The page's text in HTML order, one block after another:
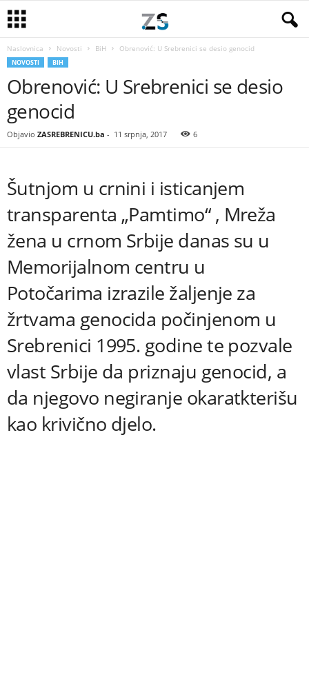
Naslovnica Novosti BiH Obrenović: U Srebrenici se desio genocid
NOVOSTI BIH
Obrenović: U Srebrenici se desio
genocid
Objavio ZASREBRENICU.ba - 11 srpnja, 2017 6
Šutnjom u crnini i isticanjem
transparenta „Pamtimo“ , Mreža
žena u crnom Srbije danas su u
Memorijalnom centru u
Potočarima izrazile žaljenje za
žrtvama genocida počinjenom u
Srebrenici 1995. godine te pozvale
vlast Srbije da priznaju genocid, a
da njegovo negiranje okaratkterišu
kao krivično djelo.